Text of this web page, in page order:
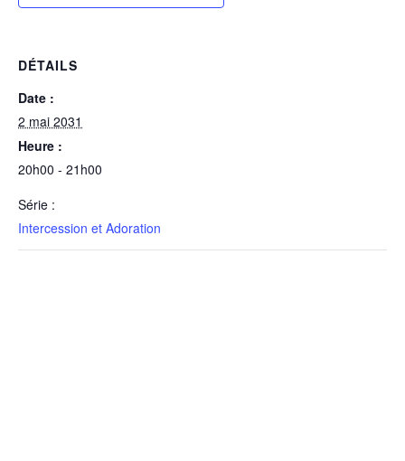
DÉTAILS
Date :
2 mai 2031
Heure :
20h00 - 21h00
Série :
Intercession et Adoration